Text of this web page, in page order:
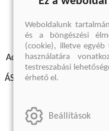
Adatvédelmi szabályzatok
ÁSZF - Vásárlási feltételek
Szállítási
Weboldalunk
és a böngészési
(cookie), illetve
használatára
testreszabási
érhető el.
Beállítások